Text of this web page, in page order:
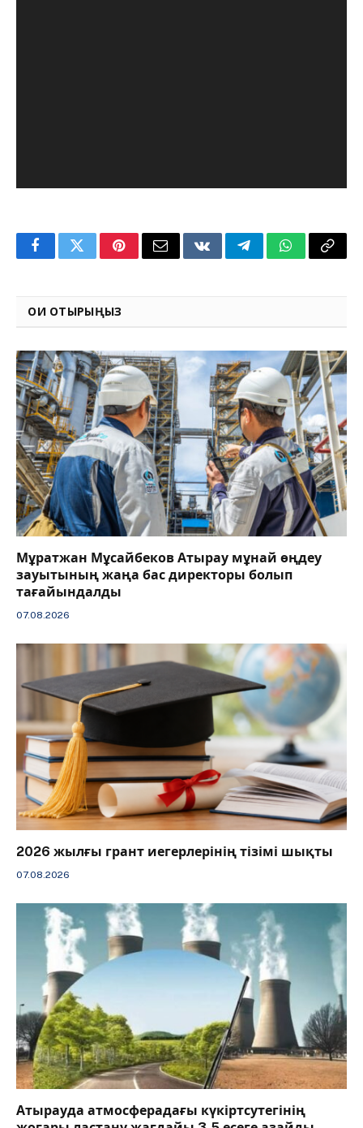
FacebookTwitterPinterestEmail VKontakteTelegramWhatsApp
Copy
ОҚИ ОТЫРЫҢЫЗ
Мұратжан Мұсайбеков Атырау мұнай өңдеу
зауытының жаңа бас директоры болып
тағайындалды
07.08.2026
2026 жылғы грант иегерлерінің тізімі шықты
07.08.2026
Атырауда атмосферадағы күкіртсутегінің